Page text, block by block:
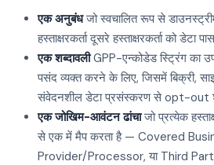
एक अनुबंधजो स्वचालित रूप से
हस्ताक्षरकर्ता दूसरे हस्ताक्षरकर्ता को डेटा
एक शब्दावलीGPP-एन्कोडेड स्ट्रिंग का
पसंद व्यक्त करने के लिए, जिसमें बिक्री,
संवेदनशील डेटा प्रसंस्करण से opt-out
एक जोखिम-आवंटन ढांचाजो प्रत्येक
से एक में मैप करता है — Covered
Provider/Processor, या Third